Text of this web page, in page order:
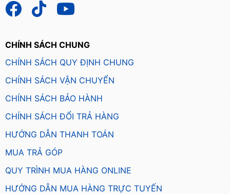
CHÍNH SÁCH CHUNG
CHÍNH SÁCH QUY ĐỊNH CHUNG
CHÍNH SÁCH VẬN CHUYỂN
CHÍNH SÁCH BẢO HÀNH
CHÍNH SÁCH ĐỔI TRẢ HÀNG
HƯỚNG DẪN THANH TOÁN
MUA TRẢ GÓP
QUY TRÌNH MUA HÀNG ONLINE
HƯỚNG DẪN MUA HÀNG TRỰC TUYẾN